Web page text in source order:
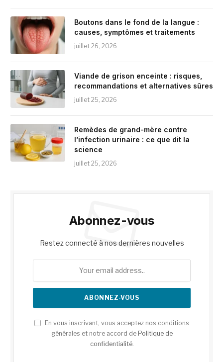
Boutons dans le fond de la langue :
causes, symptômes et traitements
juillet 26, 2026
Viande de grison enceinte : risques,
recommandations et alternatives sûres
juillet 25, 2026
Remèdes de grand-mère contre
l’infection urinaire : ce que dit la
science
juillet 25, 2026
Abonnez-vous
Restez connecté à nos dernières nouvelles
En vous inscrivant, vous acceptez nos conditions
générales et notre accord de Politique de
confidentialité.